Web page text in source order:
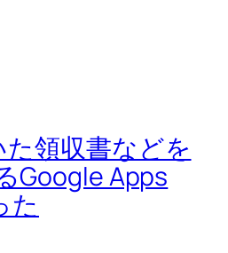
領収書などを
Google Apps
た